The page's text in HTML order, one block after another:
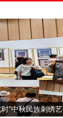
”中秋民族刺绣艺